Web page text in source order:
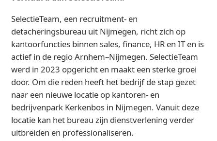
SelectieTeam, een recruitment- en
detacheringsbureau uit Nijmegen, richt zich op
kantoorfuncties binnen sales, finance, HR en IT en is
actief in de regio Arnhem–Nijmegen. SelectieTeam
werd in 2023 opgericht en maakt een sterke groei
door. Om die reden heeft het bedrijf de stap gezet
naar een nieuwe locatie op kantoren- en
bedrijvenpark Kerkenbos in Nijmegen. Vanuit deze
locatie kan het bureau zijn dienstverlening verder
uitbreiden en professionaliseren.